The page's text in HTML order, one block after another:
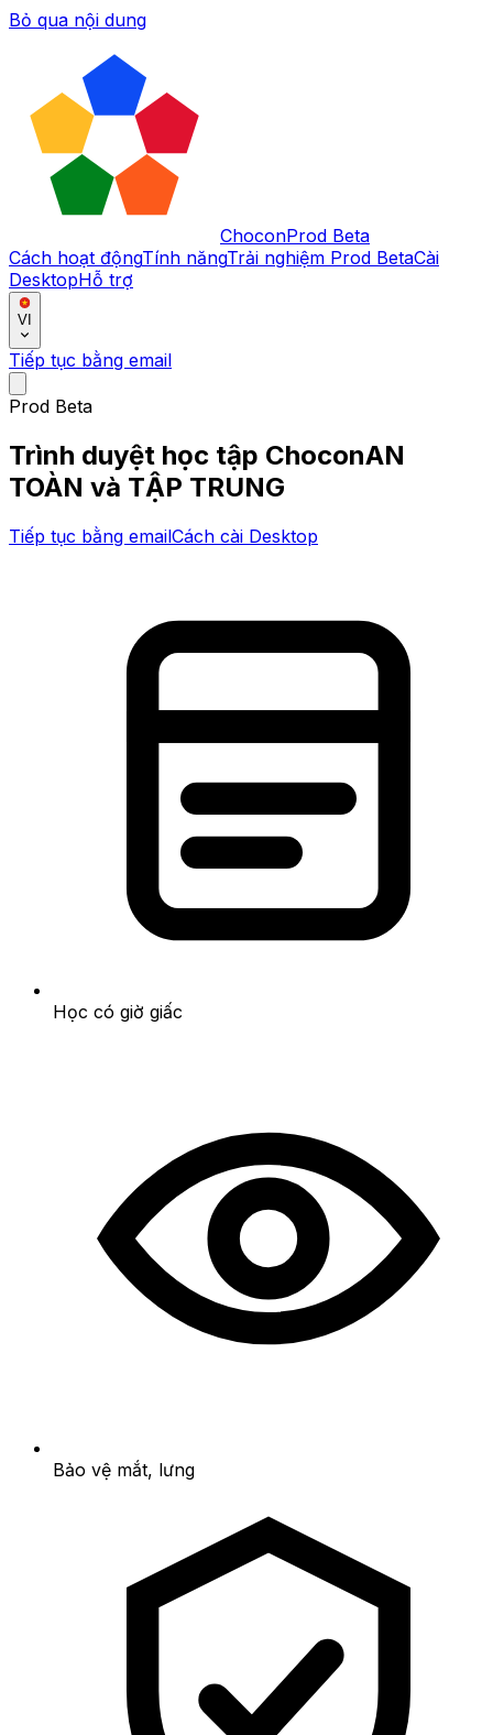
Bỏ qua nội dung
ChoconProd Beta
Cách hoạt độngTính năngTrải nghiệm Prod BetaCài
DesktopHỗ trợ
VI
Tiếp tục bằng email
Prod Beta
Trình duyệt học tập ChoconAN
TOÀN và TẬP TRUNG
Tiếp tục bằng emailCách cài Desktop
Học có giờ giấc
Bảo vệ mắt, lưng